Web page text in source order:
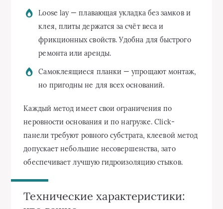
Loose lay — плавающая укладка без замков и
клея, плиты держатся за счёт веса и
фрикционных свойств. Удобна для быстрого
ремонта или аренды.
Самоклеящиеся планки — упрощают монтаж,
но пригодны не для всех оснований.
Каждый метод имеет свои ограничения по
неровности основания и по нагрузке. Click-
панели требуют ровного субстрата, клеевой метод
допускает небольшие несовершенства, зато
обеспечивает лучшую гидроизоляцию стыков.
Технические характеристики: